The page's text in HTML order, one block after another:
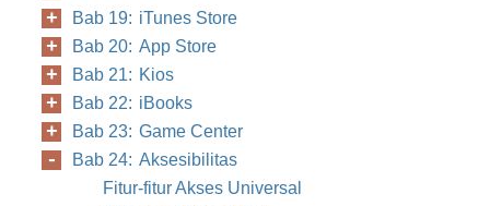
Bab 19: iTunes Store
Bab 20: App Store
Bab 21: Kios
Bab 22: iBooks
Bab 23: Game Center
Bab 24: Aksesibilitas
Fitur-fitur Akses Universal